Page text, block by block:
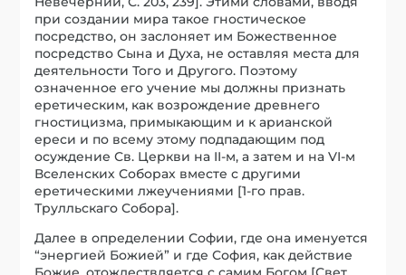
при создании мира такое гностическое
посредство, он заслоняет им Божественное
посредство Сына и Духа, не оставляя места для
деятельности Того и Другого. Поэтому
означенное его учение мы должны признать
еретическим, как возрождение древнего
гностицизма, примыкающим и к арианской
ереси и по всему этому подпадающим под
осуждение Св. Церкви на II-м, а затем и на VI-м
Вселенских Соборах вместе с другими
еретическими лжеучениями [1-го прав.
Трулльскаго Собора].
Далее в определении Софии, где она именуется
“энергией Божией” и где София, как действие